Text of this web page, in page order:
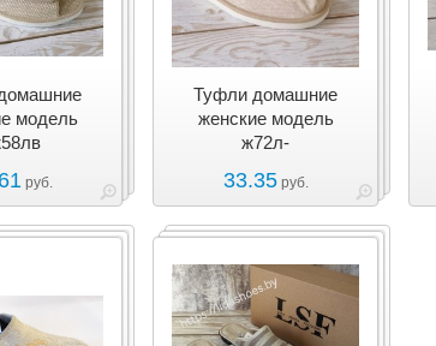
модель
руб.
Туфли домашние
женские модель
ж72л-
33.35руб.